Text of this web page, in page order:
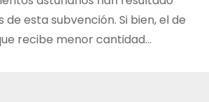
de esta subvención. Si bien, el de
recibe menor cantidad…